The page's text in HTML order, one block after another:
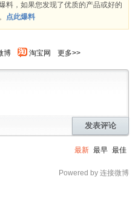
料，如果您发现了优质的产品或好的
点此爆料
博 淘宝网 更多>>
发表评论
最新 最早 最佳
Powered by 连接微博